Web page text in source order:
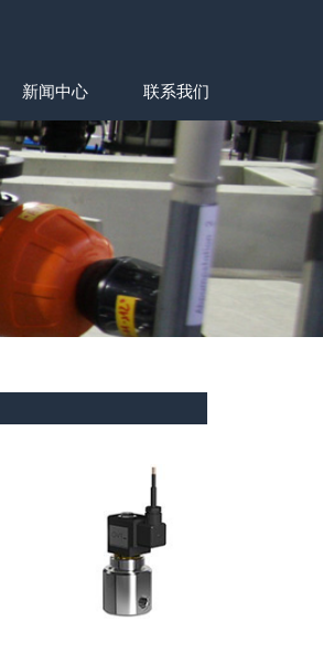
新闻中心 联系我们